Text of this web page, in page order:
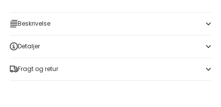
Beskrivelse
Detaljer
Fragt og retur